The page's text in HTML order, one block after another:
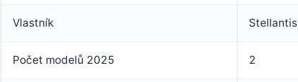
Vlastník Stellantis
Počet modelů 2025 2